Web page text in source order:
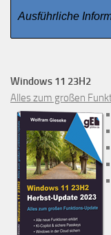
Ausführliche
Windows 11 23H2
Alles zum großen